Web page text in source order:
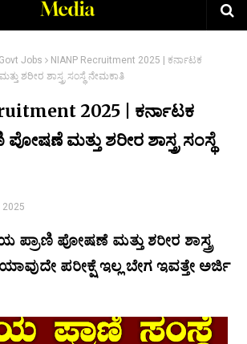
Jobs
NIANP Recruitment 2025 | ಕರ್ನಾಟಕ
ಶರೀರ ಶಾಸ್ತ್ರ ಸಂಸ್ಥೆ ನೇಮಕಾತಿ
2025 | ಕರ್ನಾಟಕ
ಪೋಷಣೆ ಮತ್ತು ಶರೀರ ಶಾಸ್ತ್ರ ಸಂಸ್ಥೆ
2025
ಪ್ರಾಣಿ ಪೋಷಣೆ ಮತ್ತು ಶರೀರ ಶಾಸ್ತ್ರ
ಪರೀಕ್ಷೆ ಇಲ್ಲ ಬೇಗ ಇವತ್ತೇ ಅರ್ಜಿ